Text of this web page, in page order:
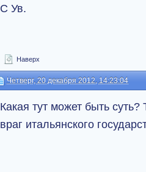
С Ув.
Наверх
Четверг, 20 декабря 2012, 14:23:04
Какая тут может быть
враг итальянского